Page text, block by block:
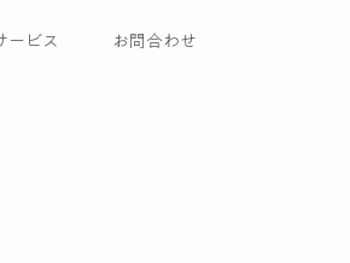
ービス お問合わせ